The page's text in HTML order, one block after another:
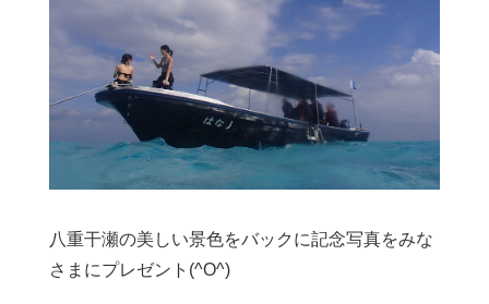
八重干瀬の美しい景色をバックに記念写真をみな
さまにプレゼント(^O^)